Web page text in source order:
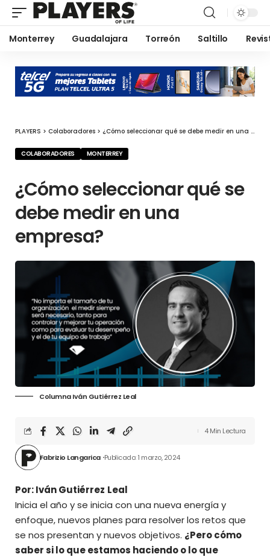
Monterrey Guadalajara Torreón Saltillo
PLAYERS > Colaboradores > ¿Cómo seleccionar qué se debe medir en una empresa?
COLABORADORES MONTERREY
¿Cómo seleccionar qué se
debe medir en una
empresa?
Columna Iván Gutiérrez Leal
Fabrizio Langarica Publicado: 1 marzo, 2024
4 Min Lectura
Por: Iván Gutiérrez Leal
Inicia el año y se inicia con una nueva energía y
enfoque, nuevos planes para resolver los retos que
se nos presentan y nuevos objetivos. ¿Pero cómo
saber si lo que estamos haciendo o lo que